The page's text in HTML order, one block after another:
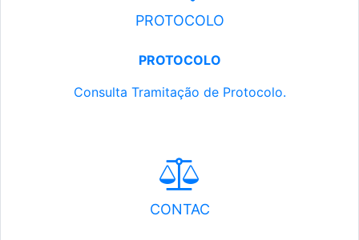
PROTOCOLO
PROTOCOLO
Consulta Tramitação de Protocolo.
CONTAC